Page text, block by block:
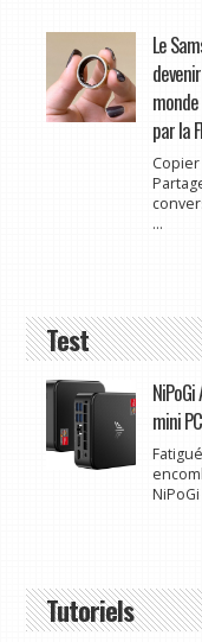
Le
par la
Copier
...
Test
mini
NiPoGi
Tutoriels